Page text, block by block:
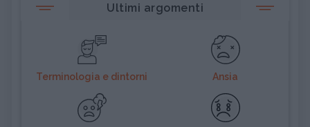
Ultimi argomenti
Terminologia e dintorni Ansia